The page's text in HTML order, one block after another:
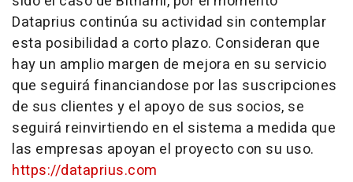
Dataprius continúa su actividad sin contemplar
esta posibilidad a corto plazo. Consideran que
hay un amplio margen de mejora en su servicio
que seguirá financiandose por las suscripciones
de sus clientes y el apoyo de sus socios, se
seguirá reinvirtiendo en el sistema a medida que
las empresas apoyan el proyecto con su uso.
https://dataprius.com